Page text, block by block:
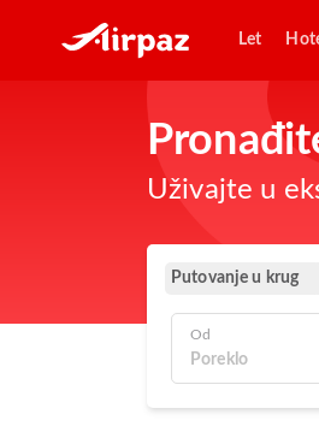
Let
Uživajte u
Putovanje u krug
Od